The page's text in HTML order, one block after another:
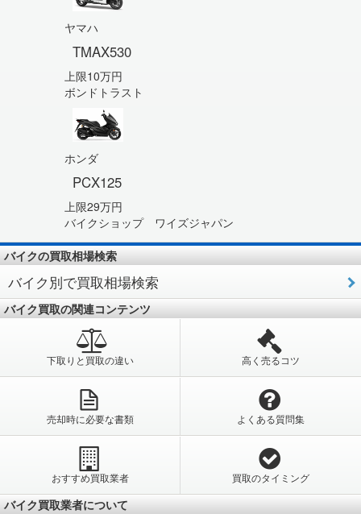
ヤマハ
TMAX530
上限10万円
ボンドトラスト
ホンダ
PCX125
上限29万円
バイクショップ ワイズジャパン
バイクの買取相場検索
バイク別で買取相場検索
バイク買取の関連コンテンツ
下取りと買取の違い 高く売るコツ
売却時に必要な書類 よくある質問集
おすすめ買取業者 買取のタイミング
バイク買取業者について